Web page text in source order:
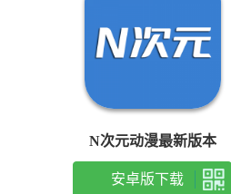
N次元动漫最新版本
安卓版下载